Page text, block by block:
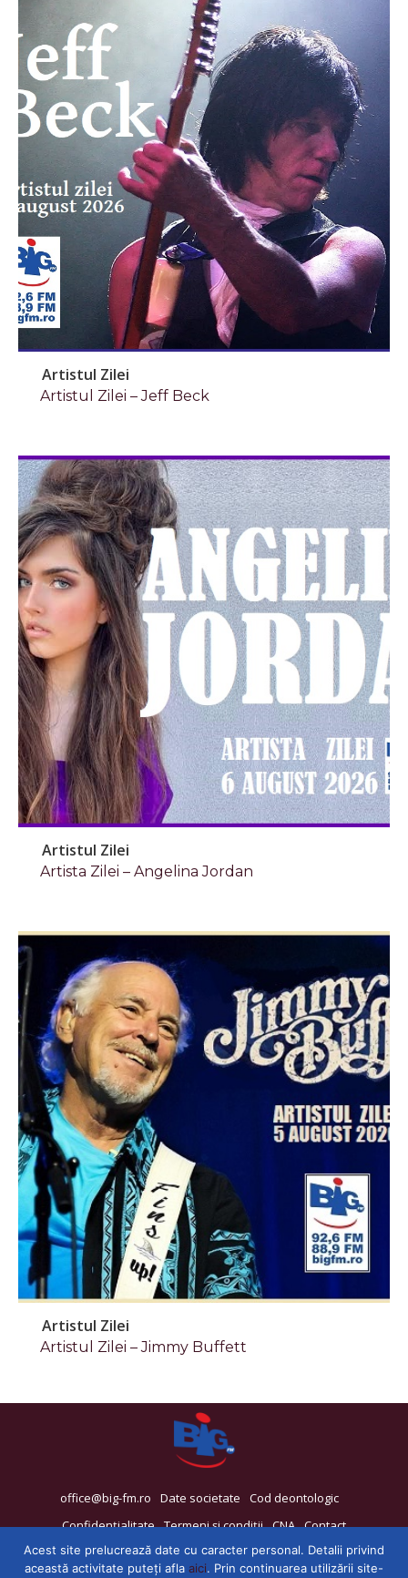
Artistul Zilei
Artistul Zilei – Jeff Beck
Artistul Zilei
Artista Zilei – Angelina Jordan
Artistul Zilei
Artistul Zilei – Jimmy Buffett
office@big-fm.ro Date societate
Cod deontologic
Confidențialitate Termeni și condiții CNA Contact
Acest site prelucrează date cu caracter personal. Detalii privind
această activitate puteți afla aici. Prin continuarea utilizării site-